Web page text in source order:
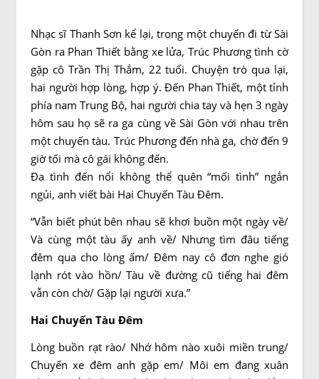
Nhạc sĩ Thanh Sơn kể lại, trong một chuyến đi từ Sài
Gòn ra Phan Thiết bằng xe lửa, Trúc Phương tình cờ
gặp cô Trần Thị Thắm, 22 tuổi. Chuyện trò qua lại,
hai người hợp lòng, hợp ý. Đến Phan Thiết, một tỉnh
phía nam Trung Bộ, hai người chia tay và hẹn 3 ngày
hôm sau họ sẽ ra ga cùng về Sài Gòn với nhau trên
một chuyến tàu. Trúc Phương đến nhà ga, chờ đến 9
giờ tối mà cô gái không đến.
Đa tình đến nổi không thể quên “mối tình” ngắn
ngủi, anh viết bài Hai Chuyến Tàu Đêm.
“Vẫn biết phút bên nhau sẽ khơi buồn một ngày về/
Và cùng một tàu ấy anh về/ Nhưng tìm đâu tiếng
đêm qua cho lòng ấm/ Đêm nay cô đơn nghe gió
lạnh rót vào hồn/ Tàu về đường cũ tiếng hai đêm
vẫn còn chờ/ Gặp lại người xưa.”
Hai Chuyến Tàu Đêm
Lòng buồn rạt rào/ Nhớ hôm nào xuôi miền trung/
Chuyến xe đêm anh gặp em/ Môi em đang xuân